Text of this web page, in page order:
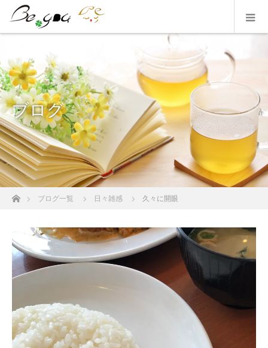
ブログ
ホームブログ一覧 日々雑感 久々に開眼